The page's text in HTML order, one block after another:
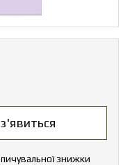
знижки